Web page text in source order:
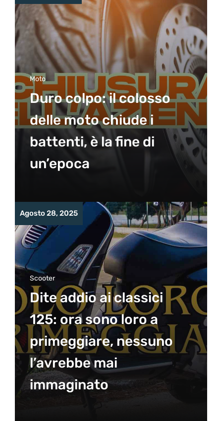
Moto
Duro colpo: il colosso
delle moto chiude i
battenti, è la fine di
un’epoca
Agosto 28, 2025
Scooter
Dite addio ai classici
125: ora sono loro a
primeggiare, nessuno
l’avrebbe mai
immaginato